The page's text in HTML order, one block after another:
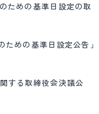
めの基準日設定の取
めの基準日設定公告」
する取締役会決議公